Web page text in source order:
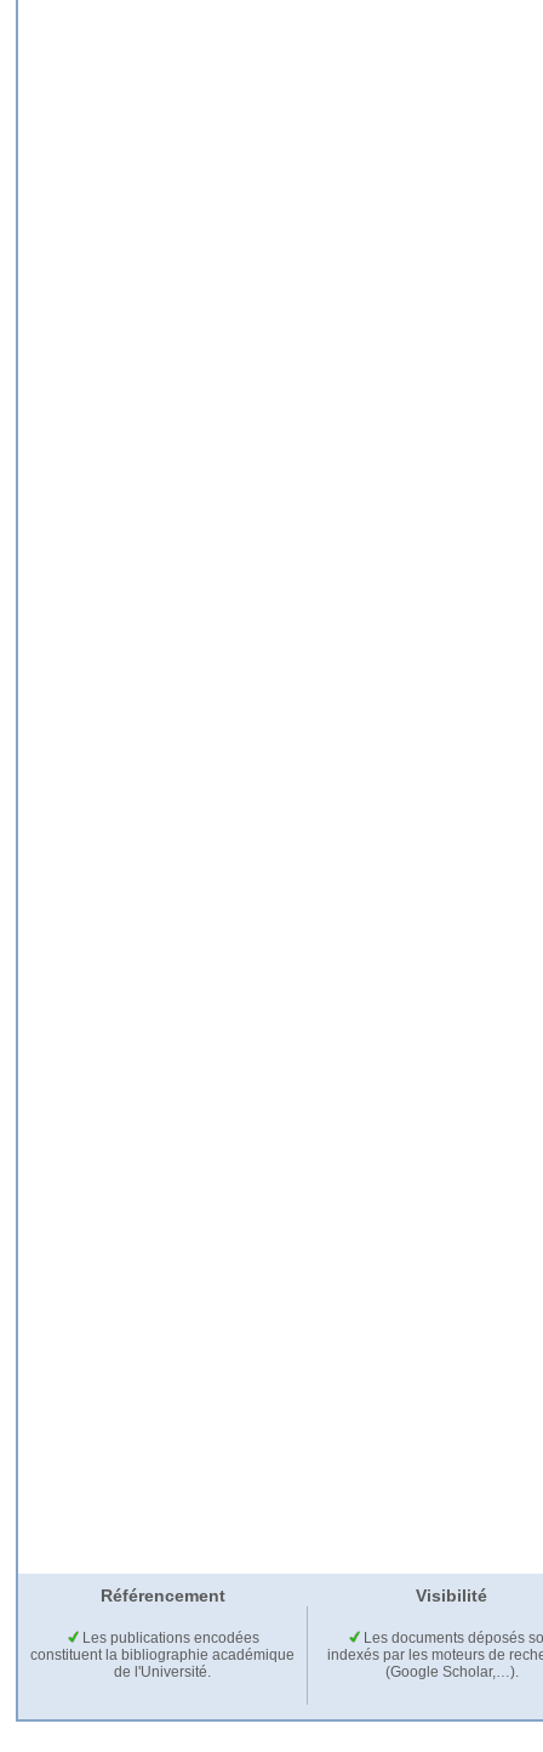
Référencement Visibilité
Les publications encodées
constituent la bibliographie académique
de l'Université.
Les documents déposés
indexés par les moteurs de
(Google Scholar,…).